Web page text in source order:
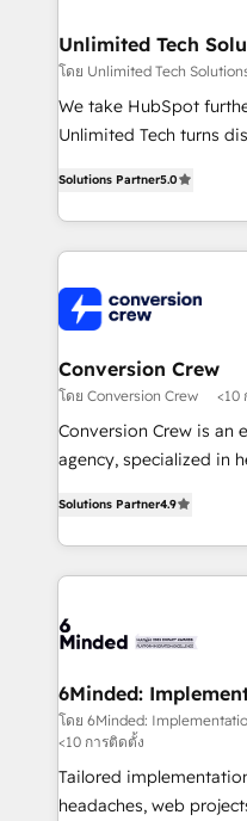
solutions. Instead, we
needs, goals, and
fit like a glove. We’re committed to being both
highly effective and
relationships. Your
all in this together! From startup to enterprise, we’ll
what matters most:
wowing your customers. Let’s make HubSpot work
Unlimited Tech
โดย Unlimited Tech
We take HubSpot
Unlimited Tech turns
engine. We combine
technical execution to
cleaner data, smarter
Implementation &
Integrations · Custom Development · CPQ & FSM ·
Reporting & Analytics ·
Marketing Enablement If you’re ready to elevate
HubSpot from “just
infrastructure—let’s talk.
Solutions Partner5.0
Conversion Crew
โดย Conversion Crew <10
Conversion Crew is an
agency, specialized in
Implementing HubSpot
Service and
looking websites in
systems you use You need a clear method to reach
current processes
focused action plan. By
your day-to-day
results fast. This creates
know how we can
Solutions Partner4.9
6Minded:
Websites
โดย 6Minded:
<10 การติดตั้ง
Tailored
headaches, web projects